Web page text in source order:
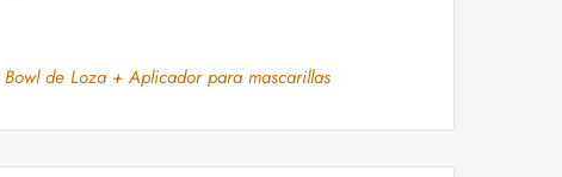
Bowl de Loza + Aplicador para mascarillas